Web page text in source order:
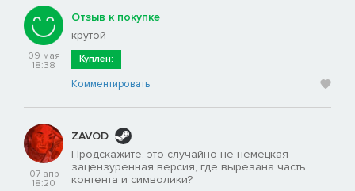
09 мая
18:38
Отзыв к покупке
крутой
Куплен:
Комментировать
07 апр
18:20
ZAVOD
Продскажите, это случайно не немецкая
зацензуренная версия, где вырезана часть
контента и символики?